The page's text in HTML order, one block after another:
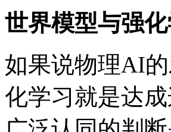
世界模型与强
如果说物理AI
化学习就是达